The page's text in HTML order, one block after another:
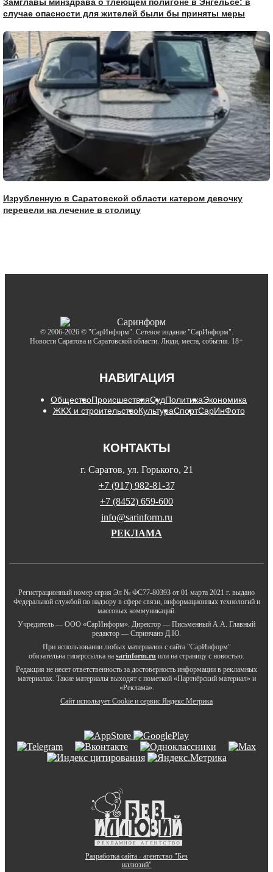
Замглавы минздрава о тлеющем полигоне в Энгельсе: в
случае опасности для жителей были бы приняты меры
Изрубленную в Саратовской области катером девочку
перевели на лечение в столицу
© 2006-2026 © "СарИнформ". Сетевое издание "СарИнформ".
Новости Саратова и Саратовской области. Люди, места, события. 18+
НАВИГАЦИЯ
ОбществоПроисшествияСудПолитикаЭкономика
ЖКХ и строительствоКультураСпортСарИнФото
КОНТАКТЫ
г. Саратов, ул. Горького, 21
+7 (917) 982-81-37
+7 (8452) 659-600
info@sarinform.ru
РЕКЛАМА
Регистрационный номер серия Эл № ФС77-80393 от 01 марта 2021 г. выдано
Федеральной службой по надзору в сфере связи, информационных технологий и
массовых коммуникаций.
Учредитель — ООО «СарИнформ». Директор — Письменный А.А. Главный
редактор — Спринчанэ Д.Ю.
При использовании любых материалов с сайта "СарИнформ"
обязательна гиперссылка на sarinform.ru или на страницу с новостью.
Редакция не несет ответственность за достоверность информации в рекламных
материалах. Такие материалы выходят с пометкой «Партнёрский материал» и
«Реклама».
Сайт использует Cookie и сервиc Яндекс.Метрика
Разработка сайта - агентство "Без
иллюзий"